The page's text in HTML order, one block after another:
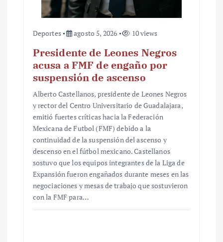
Deportes agosto 5, 2026 10 views
Presidente de Leones Negros
acusa a FMF de engaño por
suspensión de ascenso
Alberto Castellanos, presidente de Leones Negros
y rector del Centro Universitario de Guadalajara,
emitió fuertes críticas hacia la Federación
Mexicana de Futbol (FMF) debido a la
continuidad de la suspensión del ascenso y
descenso en el fútbol mexicano. Castellanos
sostuvo que los equipos integrantes de la Liga de
Expansión fueron engañados durante meses en las
negociaciones y mesas de trabajo que sostuvieron
con la FMF para…